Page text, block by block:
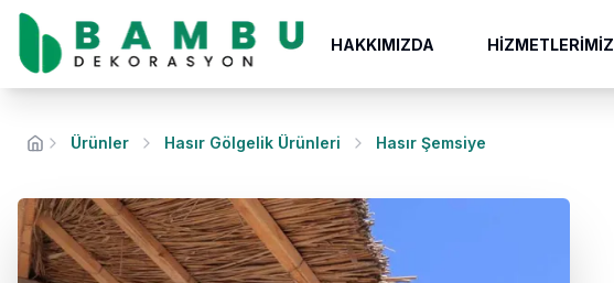
HAKKIMIZDA HİZMETLERİMİZ
Ürünler Hasır Gölgelik Ürünleri Hasır Şemsiye